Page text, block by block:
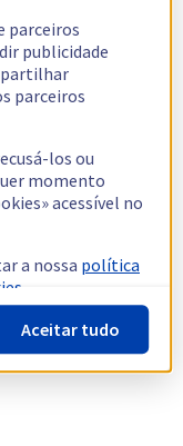
parceiros
publicidade
partilhar
parceiros
los ou
momento
acessível no
a nossa política
Aceitar tudo